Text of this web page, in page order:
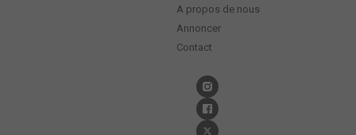
A propos de nous
Annoncer
Contact